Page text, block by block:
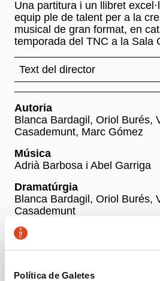
Política de Galetes
Una partitura i un llibret
equip ple de talent per a la
musical de gran format, en
temporada del TNC a la Sala
Text del director
Autoria
Blanca Bardagil, Oriol Burés,
Casademunt, Marc Gómez
Música
Adrià Barbosa i Abel Garriga
Dramatúrgia
Blanca Bardagil, Oriol Burés,
Casademunt
Direcció escènica